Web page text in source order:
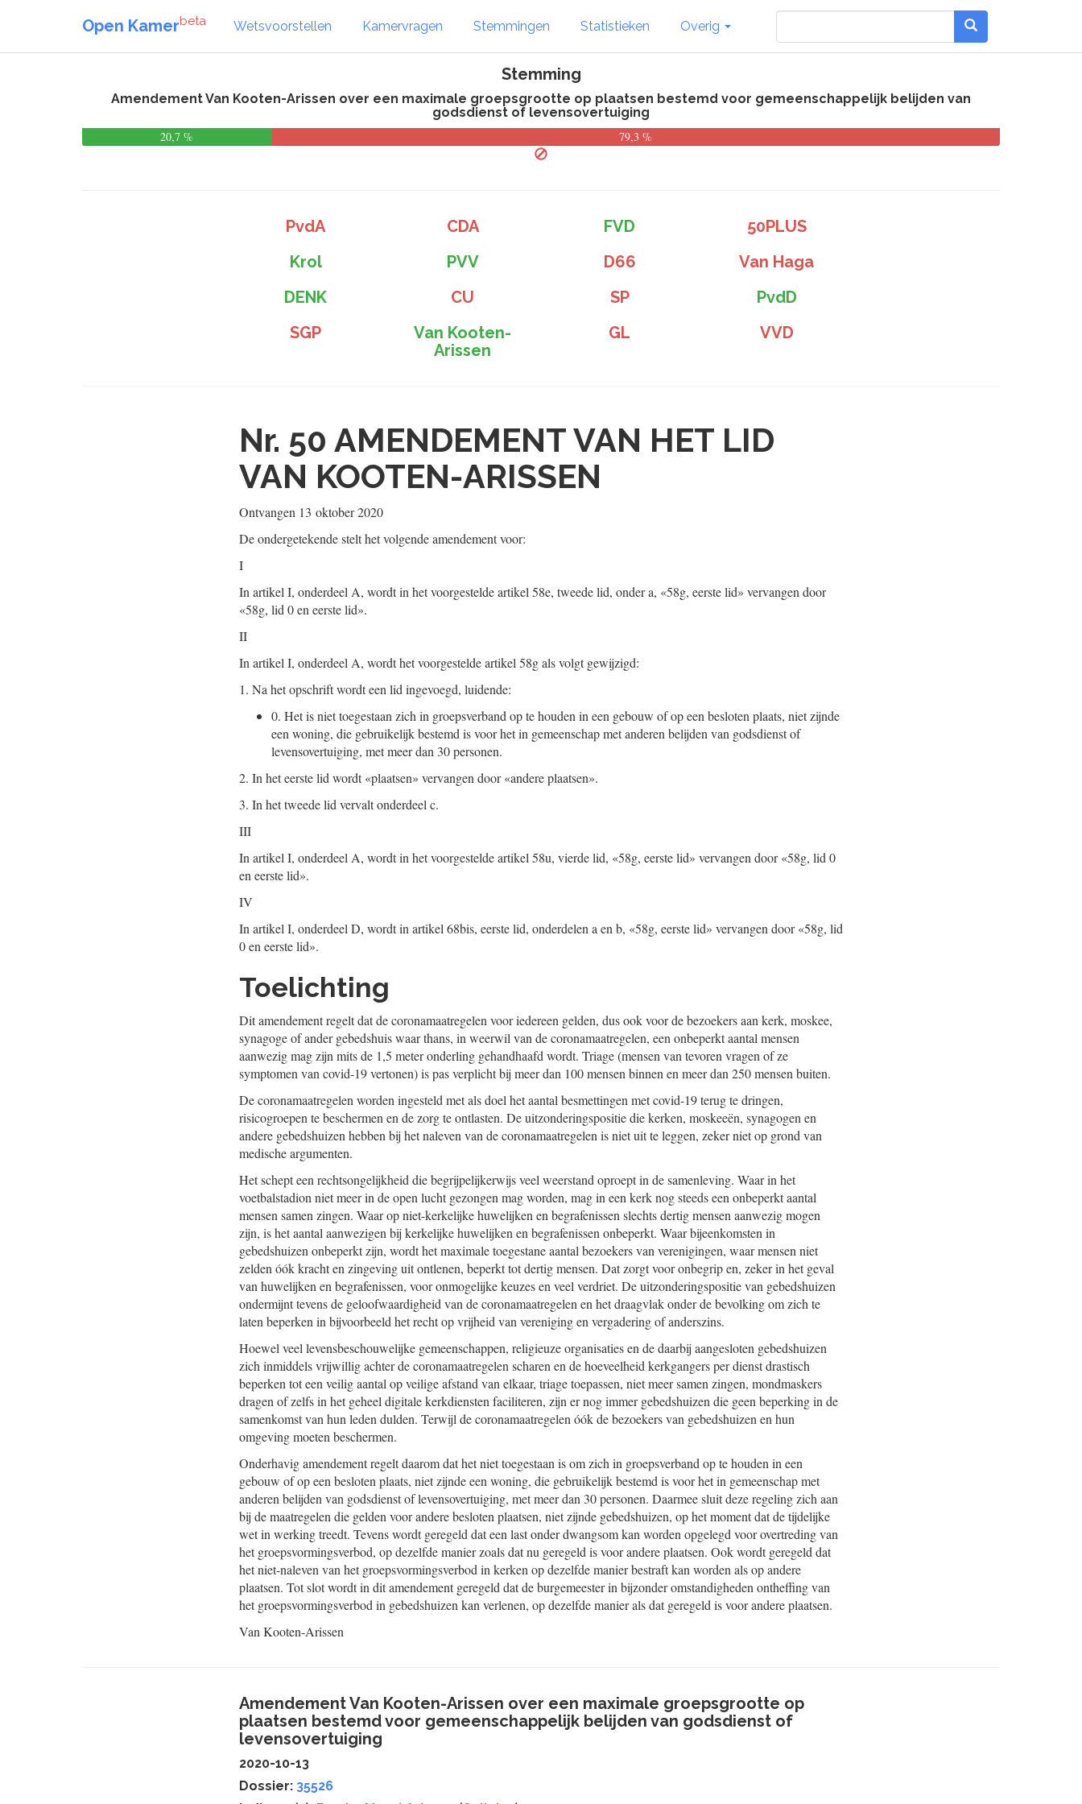
Open Kamerbeta Wetsvoorstellen Kamervragen Stemmingen Statistieken Overig
Stemming
Amendement Van Kooten-Arissen over een maximale groepsgrootte op plaatsen bestemd voor gemeenschappelijk belijden van
godsdienst of levensovertuiging
20,7 %
79,3 %
PvdA CDA FVD
50PLUS
Krol
PVV D66
Van Haga
DENK
CU SP
PvdD
SGP
Van Kooten-
Arissen
GL VVD
Nr. 50 AMENDEMENT VAN HET LID
VAN KOOTEN-ARISSEN
Ontvangen 13 oktober 2020
De ondergetekende stelt het volgende amendement voor:
I
In artikel I, onderdeel A, wordt in het voorgestelde artikel 58e, tweede lid, onder a, «58g, eerste lid» vervangen door
«58g, lid 0 en eerste lid».
II
In artikel I, onderdeel A, wordt het voorgestelde artikel 58g als volgt gewijzigd:
1. Na het opschrift wordt een lid ingevoegd, luidende:
0. Het is niet toegestaan zich in groepsverband op te houden in een gebouw of op een besloten plaats, niet zijnde
een woning, die gebruikelijk bestemd is voor het in gemeenschap met anderen belijden van godsdienst of
levensovertuiging, met meer dan 30 personen.
2. In het eerste lid wordt «plaatsen» vervangen door «andere plaatsen».
3. In het tweede lid vervalt onderdeel c.
III
In artikel I, onderdeel A, wordt in het voorgestelde artikel 58u, vierde lid, «58g, eerste lid» vervangen door «58g, lid 0
en eerste lid».
IV
In artikel I, onderdeel D, wordt in artikel 68bis, eerste lid, onderdelen a en b, «58g, eerste lid» vervangen door «58g, lid
0 en eerste lid».
Toelichting
Dit amendement regelt dat de coronamaatregelen voor iedereen gelden, dus ook voor de bezoekers aan kerk, moskee,
synagoge of ander gebedshuis waar thans, in weerwil van de coronamaatregelen, een onbeperkt aantal mensen
aanwezig mag zijn mits de 1,5 meter onderling gehandhaafd wordt. Triage (mensen van tevoren vragen of ze
symptomen van covid-19 vertonen) is pas verplicht bij meer dan 100 mensen binnen en meer dan 250 mensen buiten.
De coronamaatregelen worden ingesteld met als doel het aantal besmettingen met covid-19 terug te dringen,
risicogroepen te beschermen en de zorg te ontlasten. De uitzonderingspositie die kerken, moskeeën, synagogen en
andere gebedshuizen hebben bij het naleven van de coronamaatregelen is niet uit te leggen, zeker niet op grond van
medische argumenten.
Het schept een rechtsongelijkheid die begrijpelijkerwijs veel weerstand oproept in de samenleving. Waar in het
voetbalstadion niet meer in de open lucht gezongen mag worden, mag in een kerk nog steeds een onbeperkt aantal
mensen samen zingen. Waar op niet-kerkelijke huwelijken en begrafenissen slechts dertig mensen aanwezig mogen
zijn, is het aantal aanwezigen bij kerkelijke huwelijken en begrafenissen onbeperkt. Waar bijeenkomsten in
gebedshuizen onbeperkt zijn, wordt het maximale toegestane aantal bezoekers van verenigingen, waar mensen niet
zelden óók kracht en zingeving uit ontlenen, beperkt tot dertig mensen. Dat zorgt voor onbegrip en, zeker in het geval
van huwelijken en begrafenissen, voor onmogelijke keuzes en veel verdriet. De uitzonderingspositie van gebedshuizen
ondermijnt tevens de geloofwaardigheid van de coronamaatregelen en het draagvlak onder de bevolking om zich te
laten beperken in bijvoorbeeld het recht op vrijheid van vereniging en vergadering of anderszins.
Hoewel veel levensbeschouwelijke gemeenschappen, religieuze organisaties en de daarbij aangesloten gebedshuizen
zich inmiddels vrijwillig achter de coronamaatregelen scharen en de hoeveelheid kerkgangers per dienst drastisch
beperken tot een veilig aantal op veilige afstand van elkaar, triage toepassen, niet meer samen zingen, mondmaskers
dragen of zelfs in het geheel digitale kerkdiensten faciliteren, zijn er nog immer gebedshuizen die geen beperking in de
samenkomst van hun leden dulden. Terwijl de coronamaatregelen óók de bezoekers van gebedshuizen en hun
omgeving moeten beschermen.
Onderhavig amendement regelt daarom dat het niet toegestaan is om zich in groepsverband op te houden in een
gebouw of op een besloten plaats, niet zijnde een woning, die gebruikelijk bestemd is voor het in gemeenschap met
anderen belijden van godsdienst of levensovertuiging, met meer dan 30 personen. Daarmee sluit deze regeling zich aan
bij de maatregelen die gelden voor andere besloten plaatsen, niet zijnde gebedshuizen, op het moment dat de tijdelijke
wet in werking treedt. Tevens wordt geregeld dat een last onder dwangsom kan worden opgelegd voor overtreding van
het groepsvormingsverbod, op dezelfde manier zoals dat nu geregeld is voor andere plaatsen. Ook wordt geregeld dat
het niet-naleven van het groepsvormingsverbod in kerken op dezelfde manier bestraft kan worden als op andere
plaatsen. Tot slot wordt in dit amendement geregeld dat de burgemeester in bijzonder omstandigheden ontheffing van
het groepsvormingsverbod in gebedshuizen kan verlenen, op dezelfde manier als dat geregeld is voor andere plaatsen.
Van Kooten-Arissen
Amendement Van Kooten-Arissen over een maximale groepsgrootte op
plaatsen bestemd voor gemeenschappelijk belijden van godsdienst of
levensovertuiging
2020-10-13
Dossier: 35526